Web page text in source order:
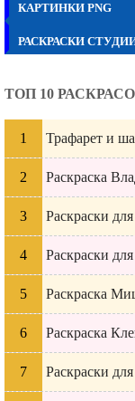
КАРТИНКИ PNG
РАСКРАСКИ
ТОП 10
Трафарет и
Раскраска
Раскраски
Раскраски
Раскраска
Раскраска
Раскраски